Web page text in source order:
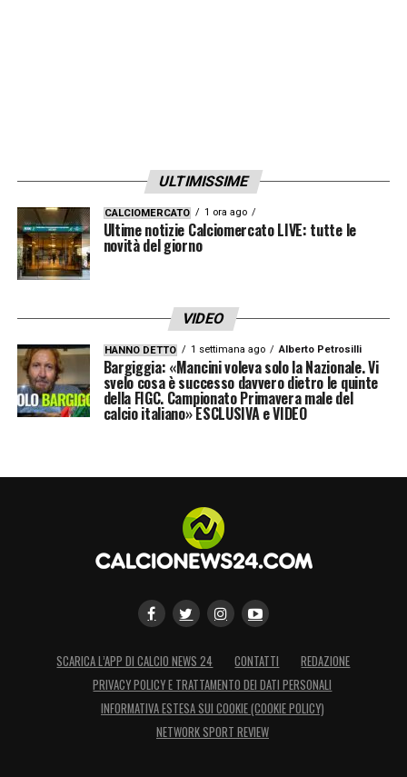
ULTIMISSIME
CALCIOMERCATO 1 ora ago
Ultime notizie Calciomercato LIVE: tutte le
novità del giorno
VIDEO
HANNO DETTO 1 settimana ago Alberto Petrosilli
Bargiggia: «Mancini voleva solo la Nazionale. Vi
svelo cosa è successo davvero dietro le quinte
della FIGC. Campionato Primavera male del
calcio italiano» ESCLUSIVA e VIDEO
SCARICA L’APP DI CALCIO NEWS 24 CONTATTI
REDAZIONE
PRIVACY POLICY E TRATTAMENTO DEI DATI PERSONALI
INFORMATIVA ESTESA SUI COOKIE (COOKIE POLICY)
NETWORK SPORT REVIEW